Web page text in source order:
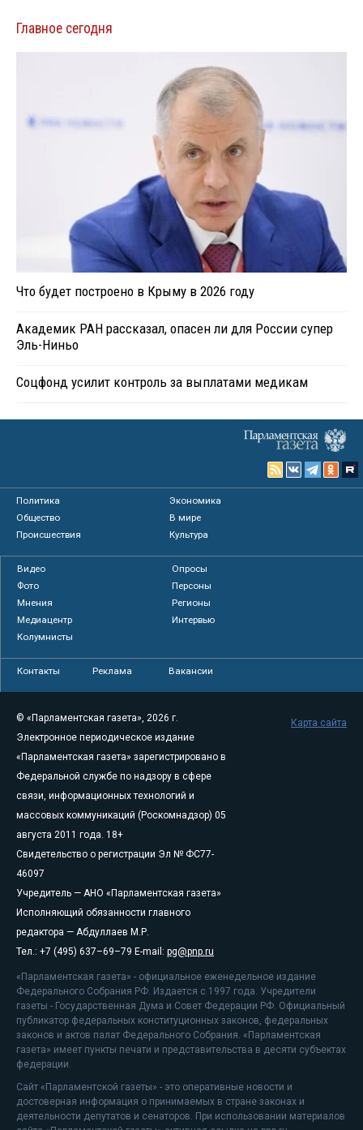
Главное сегодня
Что будет построено в Крыму в 2026 году
Академик РАН рассказал, опасен ли для России супер
Эль-Ниньо
Соцфонд усилит контроль за выплатами медикам
Политика
Экономика
Общество
В мире
Происшествия
Культура
Видео
Опросы
Фото
Персоны
Мнения
Регионы
Медиацентр
Интервью
Колумнисты
Контакты Реклама Вакансии
© «Парламентская газета», 2026 г.
Электронное периодическое издание
«Парламентская газета» зарегистрировано в
Федеральной службе по надзору в сфере
связи, информационных технологий и
массовых коммуникаций (Роскомнадзор) 05
августа 2011 года. 18+
Свидетельство о регистрации Эл № ФС77-
46097
Учредитель — АНО «Парламентская газета»
Исполняющий обязанности главного
редактора — Абдуллаев М.Р.
Тел.: +7 (495) 637–69–79 E-mail: pg@pnp.ru
«Парламентская газета» - официальное еженедельное издание
Федерального Собрания РФ. Издается с 1997 года. Учредители
газеты - Государственная Дума и Совет Федерации РФ. Официальный
публикатор федеральных конституционных законов, федеральных
законов и актов палат Федерального Собрания. «Парламентская
газета» имеет пункты печати и представительства в десяти субъектах
федерации.
Сайт «Парламентской газеты» - это оперативные новости и
достоверная информация о принимаемых в стране законах и
деятельности депутатов и сенаторов. При использовании материалов
Карта сайта